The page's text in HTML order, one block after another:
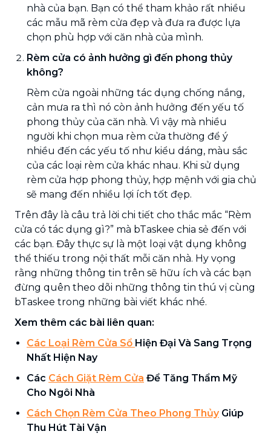
nhà của bạn. Bạn có thể tham khảo rất nhiều
các mẫu mã rèm cửa đẹp và đưa ra được lựa
chọn phù hợp với căn nhà của mình.
Rèm cửa có ảnh hưởng gì đến phong thủy
không?
Rèm cửa ngoài những tác dụng chống nắng,
cản mưa ra thì nó còn ảnh hưởng đến yếu tố
phong thủy của căn nhà. Vì vậy mà nhiều
người khi chọn mua rèm cửa thường để ý
nhiều đến các yếu tố như kiểu dáng, màu sắc
của các loại rèm cửa khác nhau. Khi sử dụng
rèm cửa hợp phong thủy, hợp mệnh với gia chủ
sẽ mang đến nhiều lợi ích tốt đẹp.
Trên đây là câu trả lời chi tiết cho thắc mắc “Rèm
cửa có tác dụng gì?” mà bTaskee chia sẻ đến với
các bạn. Đây thực sự là một loại vật dụng không
thể thiếu trong nội thất mỗi căn nhà. Hy vọng
rằng những thông tin trên sẽ hữu ích và các bạn
đừng quên theo dõi những thông tin thú vị cùng
bTaskee trong những bài viết khác nhé.
Xem thêm các bài liên quan:
Các Loại Rèm Cửa Sổ Hiện Đại Và Sang Trọng
Nhất Hiện Nay
Các Cách Giặt Rèm Cửa Để Tăng Thẩm Mỹ
Cho Ngôi Nhà
Cách Chọn Rèm Cửa Theo Phong ThủyGiúp
Thu Hút Tài Vận